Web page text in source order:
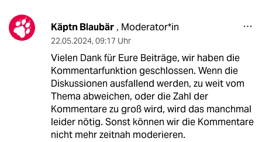
Käptn Blaubär, Moderator*in
22.05.2024, 09:17 Uhr
Vielen Dank für Eure Beiträge, wir haben die
Kommentarfunktion geschlossen. Wenn die
Diskussionen ausfallend werden, zu weit vom
Thema abweichen, oder die Zahl der
Kommentare zu groß wird, wird das manchmal
leider nötig. Sonst können wir die Kommentare
nicht mehr zeitnah moderieren.